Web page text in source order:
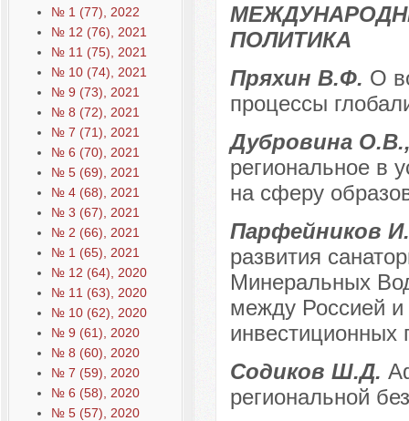
№ 1 (77), 2022
№ 12 (76), 2021
№ 11 (75), 2021
№ 10 (74), 2021
№ 9 (73), 2021
№ 8 (72), 2021
№ 7 (71), 2021
№ 6 (70), 2021
№ 5 (69), 2021
№ 4 (68), 2021
№ 3 (67), 2021
№ 2 (66), 2021
№ 1 (65), 2021
№ 12 (64), 2020
№ 11 (63), 2020
№ 10 (62), 2020
№ 9 (61), 2020
№ 8 (60), 2020
№ 7 (59), 2020
№ 6 (58), 2020
№ 5 (57), 2020
ПОЛИТИКА
Пряхин В.Ф. О
процессы
Дубровина
региональное в
на сферу
Парфейников
развития
Минеральных
между Россией
инвестиционных
Содиков Ш.Д.
региональной